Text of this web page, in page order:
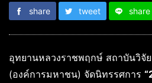
share tweet share
อุทยานหลวงราชพฤกษ์ สถาบันวิจั
(องค์การมหาชน) จัดนิทรรศการ